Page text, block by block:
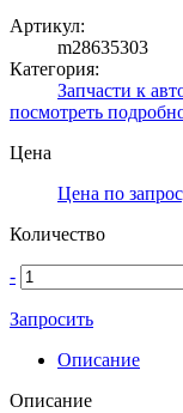
Артикул:
m28635303
Категория:
Запчасти к
посмотреть
Цена
Цена по
Количество
-
Запросить
Описание
Описание